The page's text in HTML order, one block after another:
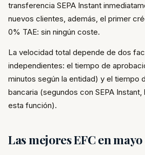
transferencia SEPA Instant
nuevos clientes, además, el primer
0% TAE: sin ningún coste.
La velocidad total depende de dos
independientes: el tiempo de
minutos según la entidad) y el tiempo
bancaria (segundos con SEPA Instant,
esta función).
Las mejores EFC en